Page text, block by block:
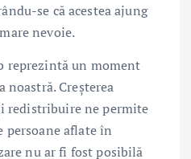
se că acestea ajung
nevoie.
reprezintă un moment
Creșterea
redistribuire ne permite
aflate în
nu ar fi fost posibilă